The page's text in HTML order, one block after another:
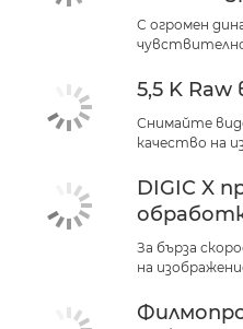
С огромен
5,5 K Raw
Снимайте
качество на
DIGIC X
За бърза
на